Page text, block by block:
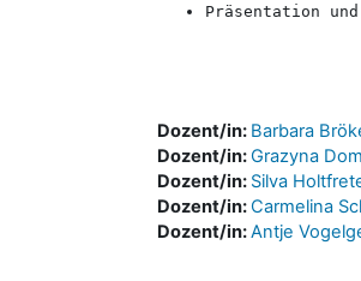
Präsentation
Dozent/in: Barbara
Dozent/in:Grazyna
Dozent/in: Silva
Dozent/in:Carmelina
Dozent/in:Antje